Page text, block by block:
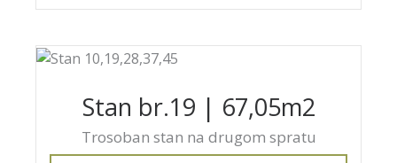
Stan br.19 | 67,05m2
Trosoban stan na drugom spratu